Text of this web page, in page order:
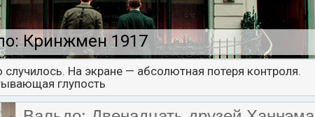
Кринжмен 1917
На экране — абсолютная потеря контроля.
глупость